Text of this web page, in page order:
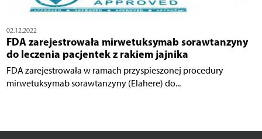
02.12.2022
FDA zarejestrowała mirwetuksymab sorawtanzyny
do leczenia pacjentek z rakiem jajnika
FDA zarejestrowała w ramach przyspieszonej procedury
mirwetuksymab sorawtanzyny (Elahere) do...